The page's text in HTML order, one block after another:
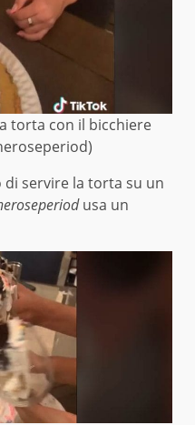
torta con il bicchiere
di servire la torta su un
usa un